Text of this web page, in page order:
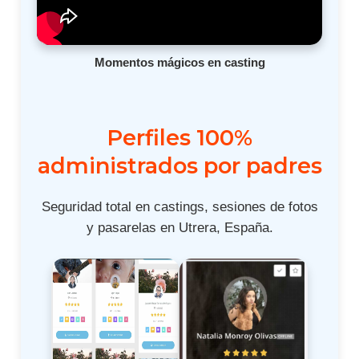
Momentos mágicos en casting
Perfiles 100%
administrados por padres
Seguridad total en castings, sesiones de fotos
y pasarelas en Utrera, España.